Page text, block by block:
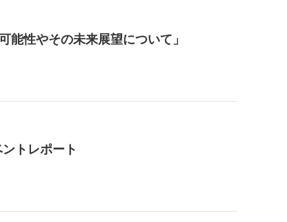
能性やその未来展望について」
トレポート